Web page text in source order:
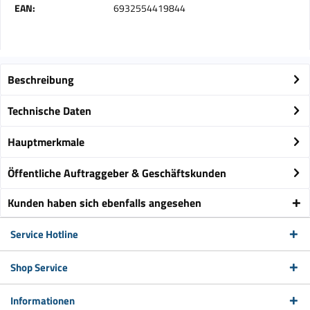
EAN:
6932554419844
Beschreibung
Technische Daten
Hauptmerkmale
Öffentliche Auftraggeber & Geschäftskunden
Kunden haben sich ebenfalls angesehen
Service Hotline
Shop Service
Informationen